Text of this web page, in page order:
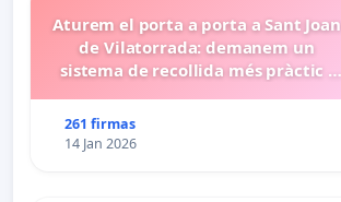
Aturem el porta a porta a Sant Joan
de Vilatorrada: demanem un
sistema de recollida més pràctic i
261 firmas
14 Jan 2026